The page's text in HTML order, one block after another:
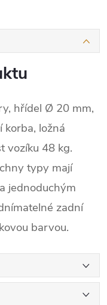
hřídel Ø 20 mm,
korba, ložná
vozíku 48 kg.
typy mají
jednoduchým
zadní
barvou.